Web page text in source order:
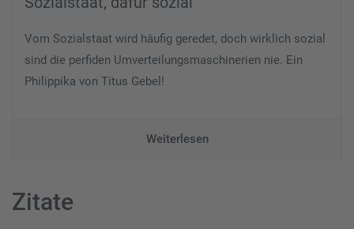
Vom Sozialstaat wird häufig geredet, doch wirklich sozial
sind die perfiden Umverteilungsmaschinerien nie. Ein
Philippika von Titus Gebel!
Weiterlesen
Zitate